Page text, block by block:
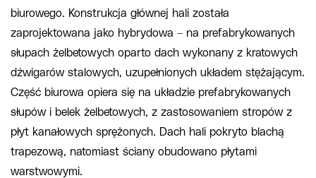
biurowego. Konstrukcja głównej hali została
zaprojektowana jako hybrydowa – na prefabrykowanych
słupach żelbetowych oparto dach wykonany z kratowych
dźwigarów stalowych, uzupełnionych układem stężającym.
Część biurowa opiera się na układzie prefabrykowanych
słupów i belek żelbetowych, z zastosowaniem stropów z
płyt kanałowych sprężonych. Dach hali pokryto blachą
trapezową, natomiast ściany obudowano płytami
warstwowymi.